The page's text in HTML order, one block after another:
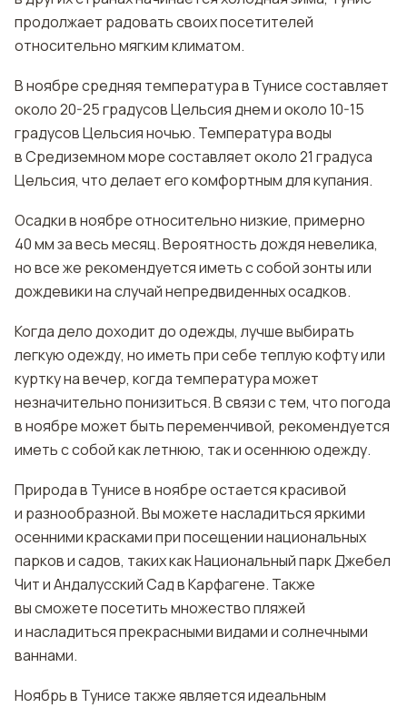
продолжает радовать своих посетителей
относительно мягким климатом.
В ноябре средняя температура в Тунисе составляет
около 20-25 градусов Цельсия днем и около 10-15
градусов Цельсия ночью. Температура воды
в Средиземном море составляет около 21 градуса
Цельсия, что делает его комфортным для купания.
Осадки в ноябре относительно низкие, примерно
40 мм за весь месяц. Вероятность дождя невелика,
но все же рекомендуется иметь с собой зонты или
дождевики на случай непредвиденных осадков.
Когда дело доходит до одежды, лучше выбирать
легкую одежду, но иметь при себе теплую кофту или
куртку на вечер, когда температура может
незначительно понизиться. В связи с тем, что погода
в ноябре может быть переменчивой, рекомендуется
иметь с собой как летнюю, так и осеннюю одежду.
Природа в Тунисе в ноябре остается красивой
и разнообразной. Вы можете насладиться яркими
осенними красками при посещении национальных
парков и садов, таких как Национальный парк Джебел
Чит и Андалусский Сад в Карфагене. Также
вы сможете посетить множество пляжей
и насладиться прекрасными видами и солнечными
ваннами.
Ноябрь в Тунисе также является идеальным